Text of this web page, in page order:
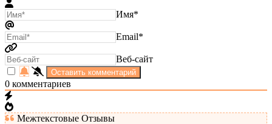
Имя*
Email*
Веб-сайт
0 комментариев
Межтекстовые Отзывы